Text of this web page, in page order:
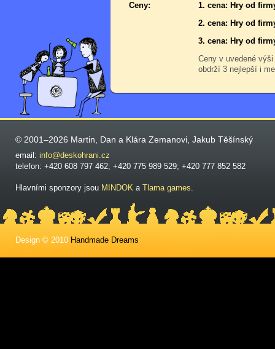
Ceny:
1. cena: Hry od
2. cena: Hry od
3. cena: Hry od
Ceny v uvedené
obdrží 3 nejlepší i
© 2001–2026 Martin, Dan a Klára Zemanovi, Jakub Těšínský
email: info@deskohrani.cz
telefon: +420 608 797 462; +420 775 989 529; +420 777 852 582
Hlavními sponzory jsou MINDOK a Tlama games.
Design © 2010 Handmade Dreams